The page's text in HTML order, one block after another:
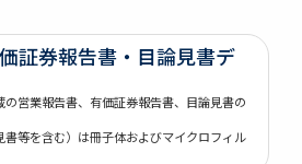
証券報告書・目論見書デ
営業報告書、有価証券報告書、目論見書の
書等を含む）は冊子体およびマイクロフィル